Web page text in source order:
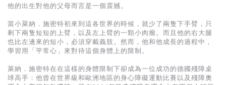
基道 Top 50
他的出生對他的父母而言是一個震撼。
當小萊納．施密特初來到這各世界的時候，就少了兩隻下手臂，只
剩下兩隻短短的上臂，以及左上臂的一顆小肉瘤。而且他的右大腿
也比左邊來的短小，必須穿戴義肢。然而，他和他成長的過程中，
學習用「平常心」來對待這個身體上的限制。
萊納．施密特在在這樣的身體限制下卻成為一位成功的德國殘障桌
球高手：他曾在世界級和歐洲地區的身心障礙運動比賽以及殘障奧